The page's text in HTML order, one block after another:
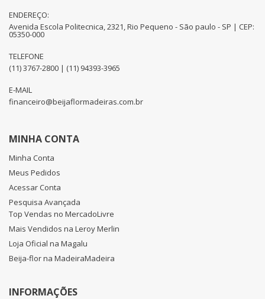
ENDEREÇO:
Avenida Escola Politecnica, 2321, Rio Pequeno - São paulo - SP | CEP:
05350-000
TELEFONE
(11) 3767-2800 | (11) 94393-3965
E-MAIL
financeiro@beijaflormadeiras.com.br
MINHA CONTA
Minha Conta
Meus Pedidos
Acessar Conta
Pesquisa Avançada
Top Vendas no MercadoLivre
Mais Vendidos na Leroy Merlin
Loja Oficial na Magalu
Beija-flor na MadeiraMadeira
INFORMAÇÕES